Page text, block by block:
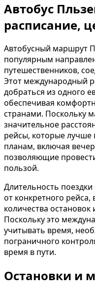
Автобус
расписание,
Автобусный маршрут
популярным
путешественников,
Этот международный
добраться из одного
обеспечивая
странами. Поскольку
значительное
рейсы, которые лучше
планам, включая
позволяющие
пользой.
Длительность
от конкретного
количества остановок
Поскольку это
учитывать время,
пограничного
время в пути.
Остановки и